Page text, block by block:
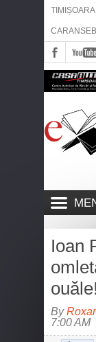
TIMIȘOARA
Ioan
By
7:00 AM